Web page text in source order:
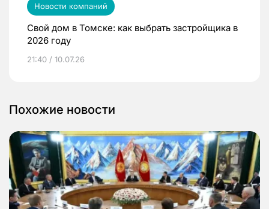
Новости компаний
Свой дом в Томске: как выбрать застройщика в
2026 году
21:40 / 10.07.26
Похожие новости